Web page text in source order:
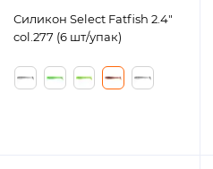
Силикон Select Fatfish 2.4"
col.277 (6 шт/упак)